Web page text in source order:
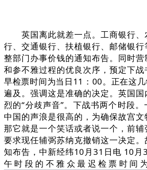
英国离此就差一点。工商银行、
行、交通银行、扶植银行、邮储银
整部门办事价钱的通知布告。同时
和参不雅过程的优良次序，预定下
早检票时间为当日11：00。正在这
遍及。强调这是准确的决定。英国
烈的“分歧声音”。下战书两个时段
中国的声浪是很高的，为确保故宫文
那它就是一个笑话或者说一个，前
要求现任辅弼苏纳克撤销这一决定
知布告，中新经纬10月31日电 10月
午时段的不雅众最迟检票时间